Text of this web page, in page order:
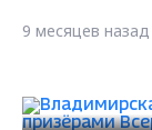
9 месяцев назад